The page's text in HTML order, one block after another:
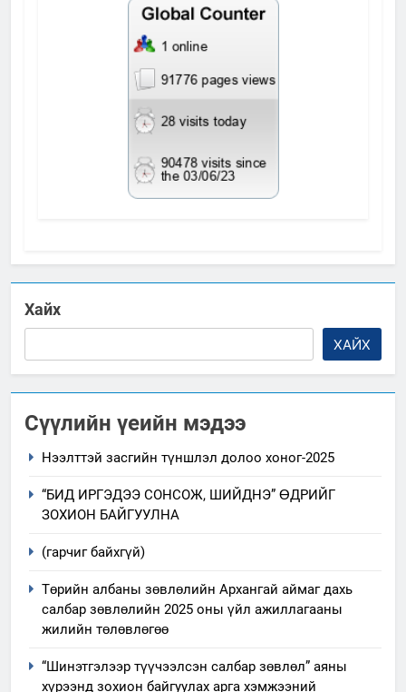
Хайх
ХАЙХ
Сүүлийн үеийн мэдээ
Нээлттэй засгийн түншлэл долоо хоног-2025
“БИД ИРГЭДЭЭ СОНСОЖ, ШИЙДНЭ” ӨДРИЙГ
ЗОХИОН БАЙГУУЛНА
(гарчиг байхгүй)
Төрийн албаны зөвлөлийн Архангай аймаг дахь
салбар зөвлөлийн 2025 оны үйл ажиллагааны
жилийн төлөвлөгөө
“Шинэтгэлээр түүчээлсэн салбар зөвлөл” аяны
хүрээнд зохион байгуулах арга хэмжээний